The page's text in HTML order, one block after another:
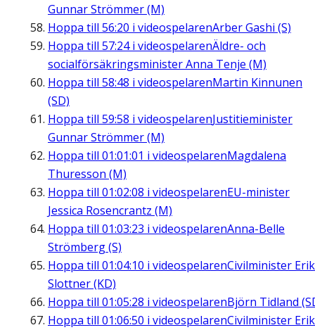
Gunnar Strömmer (M)
Hoppa till 56:20 i videospelarenArber Gashi (S)
Hoppa till 57:24i videospelarenÄldre- och
socialförsäkringsminister Anna Tenje (M)
Hoppa till 58:48 i videospelarenMartin Kinnunen
(SD)
Hoppa till 59:58 i videospelarenJustitieminister
Gunnar Strömmer (M)
Hoppa till 01:01:01 i videospelarenMagdalena
Thuresson (M)
Hoppa till 01:02:08 i videospelarenEU-minister
Jessica Rosencrantz (M)
Hoppa till 01:03:23 i videospelarenAnna-Belle
Strömberg (S)
Hoppa till 01:04:10 i videospelarenCivilminister Erik
Slottner (KD)
Hoppa till 01:05:28 i videospelarenBjörn Tidland
Hoppa till 01:06:50 i videospelarenCivilminister Erik